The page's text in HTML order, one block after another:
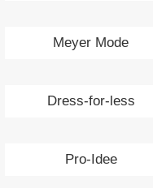
Meyer Mode
Dress-for-less
Pro-Idee